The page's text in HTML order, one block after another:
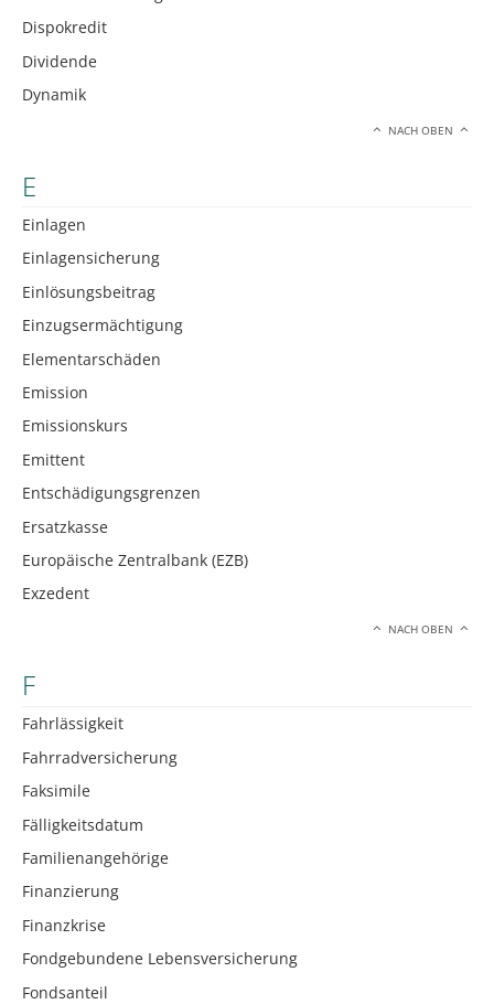
Dispokredit
Dividende
Dynamik
NACH OBEN
E
Einlagen
Einlagensicherung
Einlösungsbeitrag
Einzugsermächtigung
Elementarschäden
Emission
Emissionskurs
Emittent
Entschädigungsgrenzen
Ersatzkasse
Europäische Zentralbank (EZB)
Exzedent
NACH OBEN
F
Fahrlässigkeit
Fahrradversicherung
Faksimile
Fälligkeitsdatum
Familienangehörige
Finanzierung
Finanzkrise
Fondgebundene Lebensversicherung
Fondsanteil